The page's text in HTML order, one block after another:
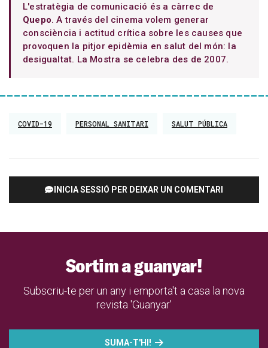
L'estratègia de comunicació és a càrrec de
Quepo. A través del cinema volem generar
consciència i actitud crítica sobre les causes que
provoquen la pitjor epidèmia en salut del món: la
desigualtat. La Mostra se celebra des de 2007.
COVID-19 PERSONAL SANITARI SALUT PÚBLICA
INICIA SESSIÓ PER DEIXAR UN COMENTARI
Sortim a guanyar!
Subscriu-te per un any i emporta't a casa la nova
revista 'Guanyar'
SUMA-T'HI!